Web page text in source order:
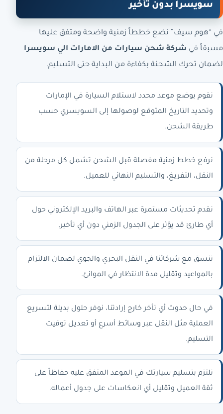
سويسرا بدون تأخير
في “هوم سيف” نضع خططاً زمنية واضحة ومتفق عليها
مسبقاً في شركة شحن سيارات من الامارات الي سويسرا
لضمان تحرك الشحنة بكفاءة من البداية حتى التسليم.
نقوم بوضع موعد محدد لاستلام السيارة في الإمارات
وتحديد التاريخ المتوقع لوصولها إلى السويسري حسب
طريقة الشحن.
نرفع خطط زمنية مفصلة قبل الشحن تشمل كل مرحلة من
النقل، التفريغ، والتسليم النهائي للعميل.
نقدم تحديثات مستمرة عبر الهاتف والبريد الإلكتروني حول
أي طارئ قد يؤثر على الجدول الزمني دون أي تأخير.
ننسق مع شركائنا في النقل البحري والجوي لضمان الالتزام
بالمواعيد وتقليل مدة الانتظار في الموانئ.
في حال حدوث أي تأخر خارج إرادتنا، نوفر حلول بديلة لتسريع
العملية مثل النقل عبر وسائط أسرع أو تعديل توقيت
التسليم.
نلتزم بتسليم سيارتك في الموعد المتفق عليه حفاظاً على
ثقة العميل وتقليل أي انعكاسات على جدول أعماله.